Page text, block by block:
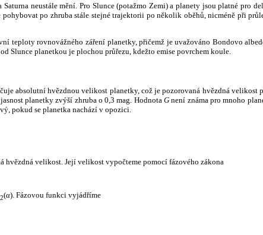
neustále mění. Pro Slunce (potažmo Zemi) a planety jsou platné
pohybovat po zhruba stále stejné trajektorii po několik oběhů, nicméně při
teploty rovnovážného záření planetky, přičemž je uvažováno Bondovo
Slunce planetkou je plochou průřezu, kdežto emise povrchem koule.
absolutní hvězdnou velikost planetky, což je pozorovaná hvězdná velikost
planetky zvýší zhruba o 0,3 mag. HodnotaG není známa pro mnoho
pokud se planetka nachází v opozici.
hvězdná velikost. Její velikost vypočteme pomocí fázového zákona
2(α). Fázovou funkci vyjádříme